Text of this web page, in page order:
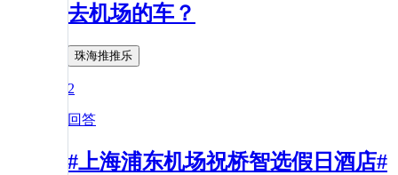
去机场的车？
珠海推推乐
2
回答
#上海浦东机场祝桥智选假日酒店#